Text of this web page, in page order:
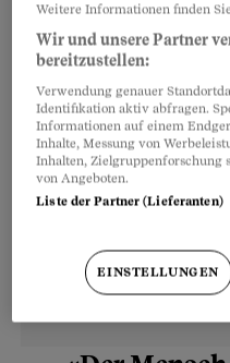
eher schlechter als
Weitere Informationen finden
Wir und unsere Partner
bereitzustellen:
Verwendung genauer
Identifikation aktiv abfragen.
Informationen auf einem
Inhalte, Messung von
Inhalten, Zielgruppenforschung
von Angeboten.
Liste der Partner (Lieferanten)
EINSTELLUNGEN